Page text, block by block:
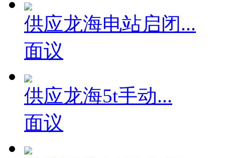
供应龙海电站启闭...
面议
供应龙海5t手动...
面议